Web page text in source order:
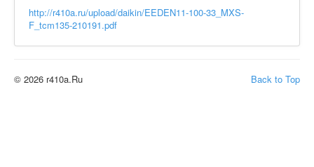
http://r410a.ru/upload/daikin/EEDEN11-100-33_MXS-
F_tcm135-210191.pdf
Back to Top
© 2026 r410a.Ru